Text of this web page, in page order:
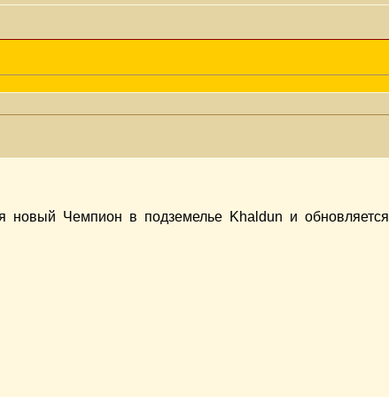
новый Чемпион в подземелье Khaldun и обновляется